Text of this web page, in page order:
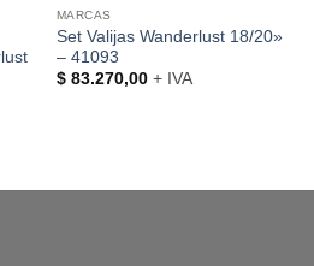
MARCAS
Set Valijas Wanderlust 18/20»
– 41093
$83.270,00+ IVA